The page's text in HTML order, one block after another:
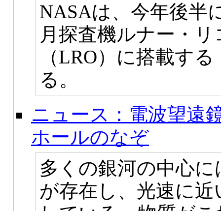
NASAは、今年後半
月探査機ルナー・
（LRO）に搭載す
る。
ニュース：電波望遠
ホールのなぞ
多くの銀河の中心
が存在し、光速に